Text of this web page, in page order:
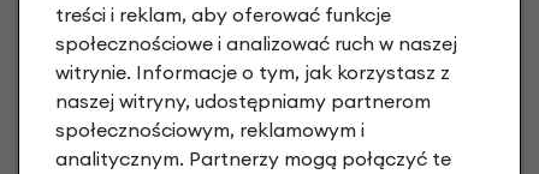
Poznaj szczegóły
Niniejsza propozycja nie stanowi oferty w rozumieniu art.
treści i reklam, aby oferować funkcje
społecznościowe i analizować ruch w naszej
witrynie. Informacje o tym, jak korzystasz z
naszej witryny, udostępniamy partnerom
społecznościowym, reklamowym i
analitycznym. Partnerzy mogą połączyć te